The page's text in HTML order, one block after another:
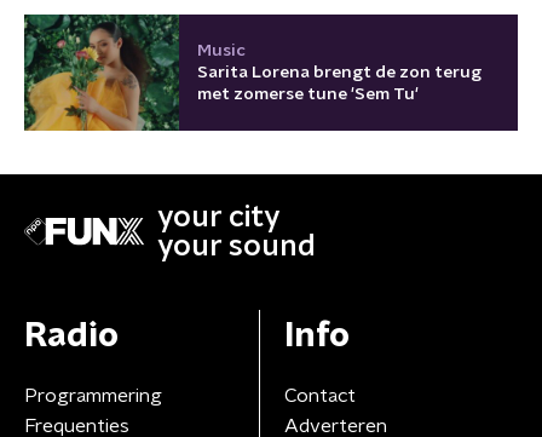
Music
Sarita Lorena brengt de zon terug
met zomerse tune 'Sem Tu'
your city
your sound
Radio
Programmering
Frequenties
Info
Contact
Adverteren